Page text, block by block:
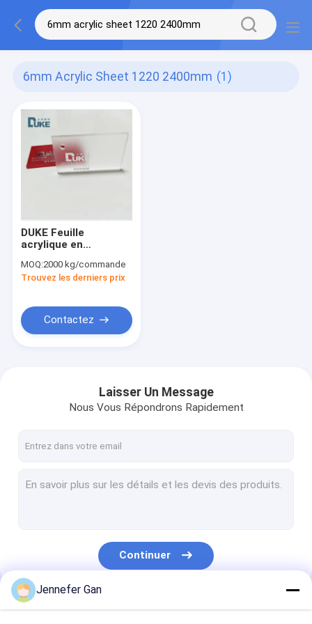
6mm Acrylic Sheet 1220 2400mm (1)
DUKE Feuille
acrylique en
transparente de 3
mm à 6 mm
MOQ:2000 kg/commande
Trouvez les derniers prix
Contactez
Laisser Un Message
Nous Vous Répondrons Rapidement
Continuer
Nos Catégories
Jennefer Gan